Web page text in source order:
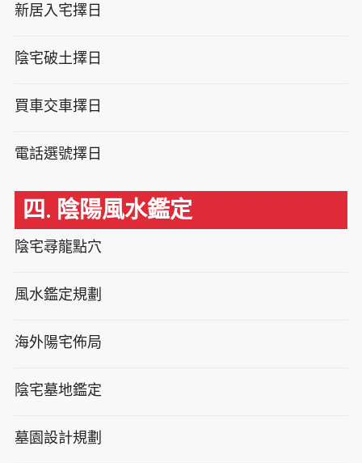
新居入宅擇日
陰宅破土擇日
買車交車擇日
電話選號擇日
四. 陰陽風水鑑定
陰宅尋龍點穴
風水鑑定規劃
海外陽宅佈局
陰宅墓地鑑定
墓園設計規劃